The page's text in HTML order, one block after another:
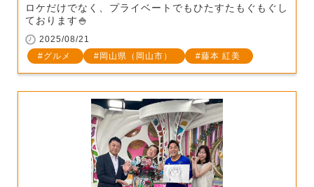
ロケだけでなく、プライベートでもひたすたもぐもぐし
ております🍚
2025/08/21
グルメ
岡山県（岡山市） 藤本 紅美